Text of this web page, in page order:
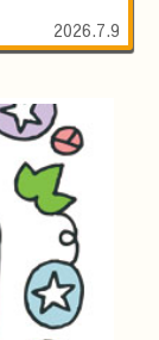
2026.7.9